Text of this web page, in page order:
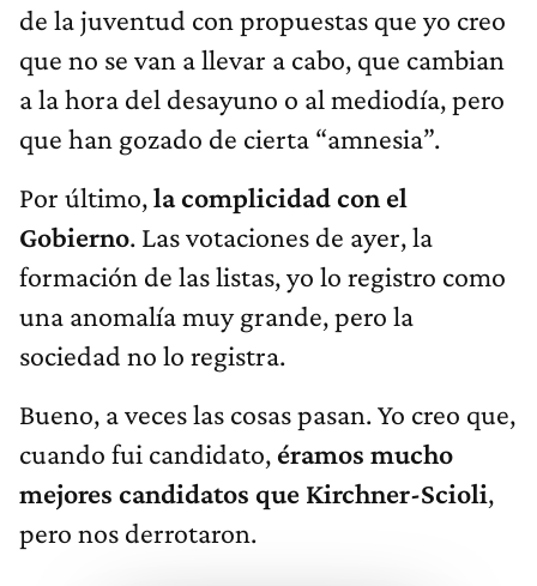
de la juventud con propuestas que yo creo
que no se van a llevar a cabo, que cambian
a la hora del desayuno o al mediodía, pero
que han gozado de cierta “amnesia”.
Por último,la complicidad con el
Gobierno. Las votaciones de ayer, la
formación de las listas, yo lo registro como
una anomalía muy grande, pero la
sociedad no lo registra.
Bueno, a veces las cosas pasan. Yo creo que,
cuando fui candidato, éramos mucho
mejores candidatos que Kirchner-Scioli,
pero nos derrotaron.